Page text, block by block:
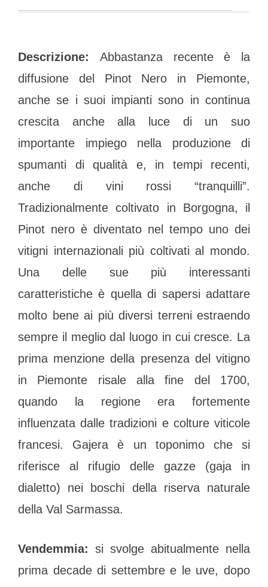
Descrizione: Abbastanza recente è la
diffusione del Pinot Nero in Piemonte,
anche se i suoi impianti sono in continua
crescita anche alla luce di un suo
importante impiego nella produzione di
spumanti di qualità e, in tempi recenti,
anche di vini rossi “tranquilli”.
Tradizionalmente coltivato in Borgogna, il
Pinot nero è diventato nel tempo uno dei
vitigni internazionali più coltivati al mondo.
Una delle sue più interessanti
caratteristiche è quella di sapersi adattare
molto bene ai più diversi terreni estraendo
sempre il meglio dal luogo in cui cresce. La
prima menzione della presenza del vitigno
in Piemonte risale alla fine del 1700,
quando la regione era fortemente
influenzata dalle tradizioni e colture viticole
francesi. Gajera è un toponimo che si
riferisce al rifugio delle gazze (gaja in
dialetto) nei boschi della riserva naturale
della Val Sarmassa.
Vendemmia: si svolge abitualmente nella
prima decade di settembre e le uve, dopo